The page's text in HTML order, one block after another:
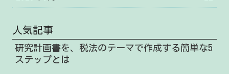
人気記事
研究計画書を、税法のテーマで作成する簡単な5
ステップとは